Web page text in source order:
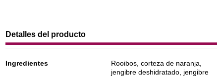
Detalles del producto
Ingredientes
Rooibos, corteza de naranja,
jengibre deshidratado, jengibre